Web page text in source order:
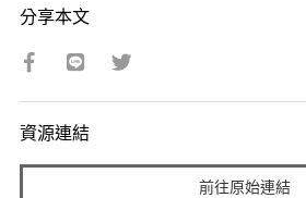
分享本文
資源連結
前往原始連結